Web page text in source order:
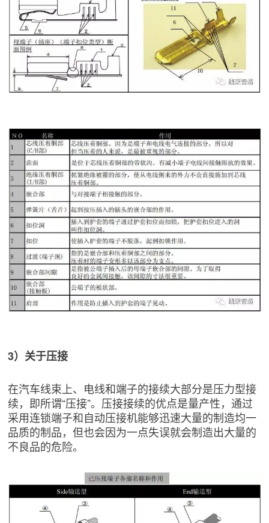
3）关于压接
在汽车线束上、电线和端子的接续大部分是压力型接
续，即所谓“压接”。压接接续的优点是量产性，通过
采用连锁端子和自动压接机能够迅速大量的制造均一
品质的制品，但也会因为一点失误就会制造出大量的
不良品的危险。